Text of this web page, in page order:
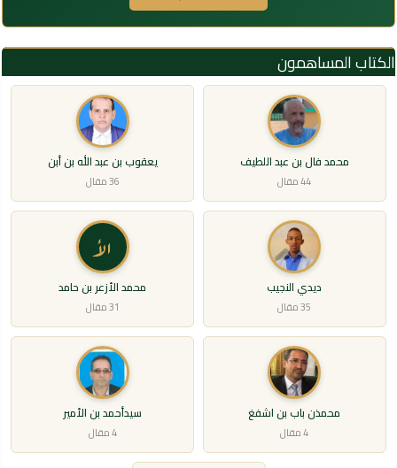
الكتاب المساهمون
محمد فال بن عبد اللطيف
44 مقال
يعقوب بن عبد الله بن أبن
36 مقال
ديدي النجيب
35 مقال
الأ
محمد الأزعر بن حامد
31 مقال
محمذن باب بن اشفغ
4 مقال
سيدأحمد بن الأمير
4 مقال